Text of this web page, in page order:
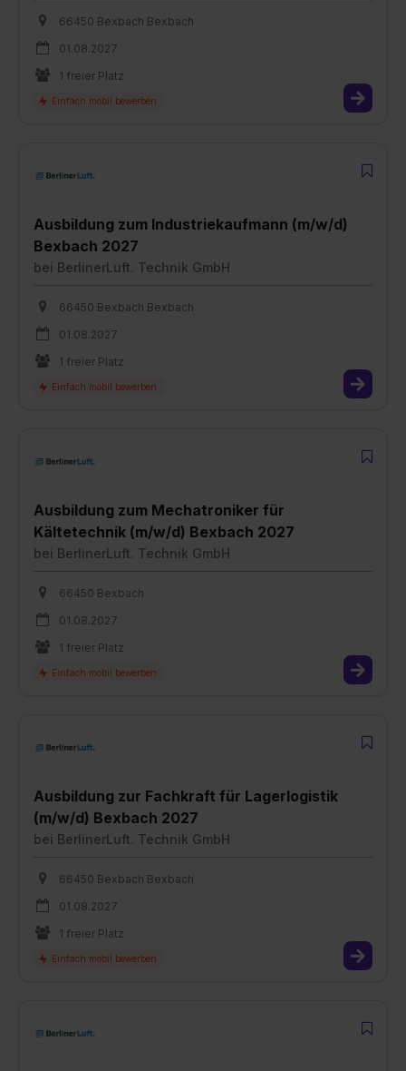
66450 Bexbach Bexbach
01.08.2027
1 freier Platz
Ausbildung zum Industriekaufmann (m/w/d)
Bexbach 2027
bei BerlinerLuft. Technik GmbH
66450 Bexbach Bexbach
01.08.2027
1 freier Platz
Ausbildung zum Mechatroniker für
Kältetechnik (m/w/d) Bexbach 2027
bei BerlinerLuft. Technik GmbH
66450 Bexbach
01.08.2027
1 freier Platz
Ausbildung zur Fachkraft für Lagerlogistik
(m/w/d) Bexbach 2027
bei BerlinerLuft. Technik GmbH
66450 Bexbach Bexbach
01.08.2027
1 freier Platz